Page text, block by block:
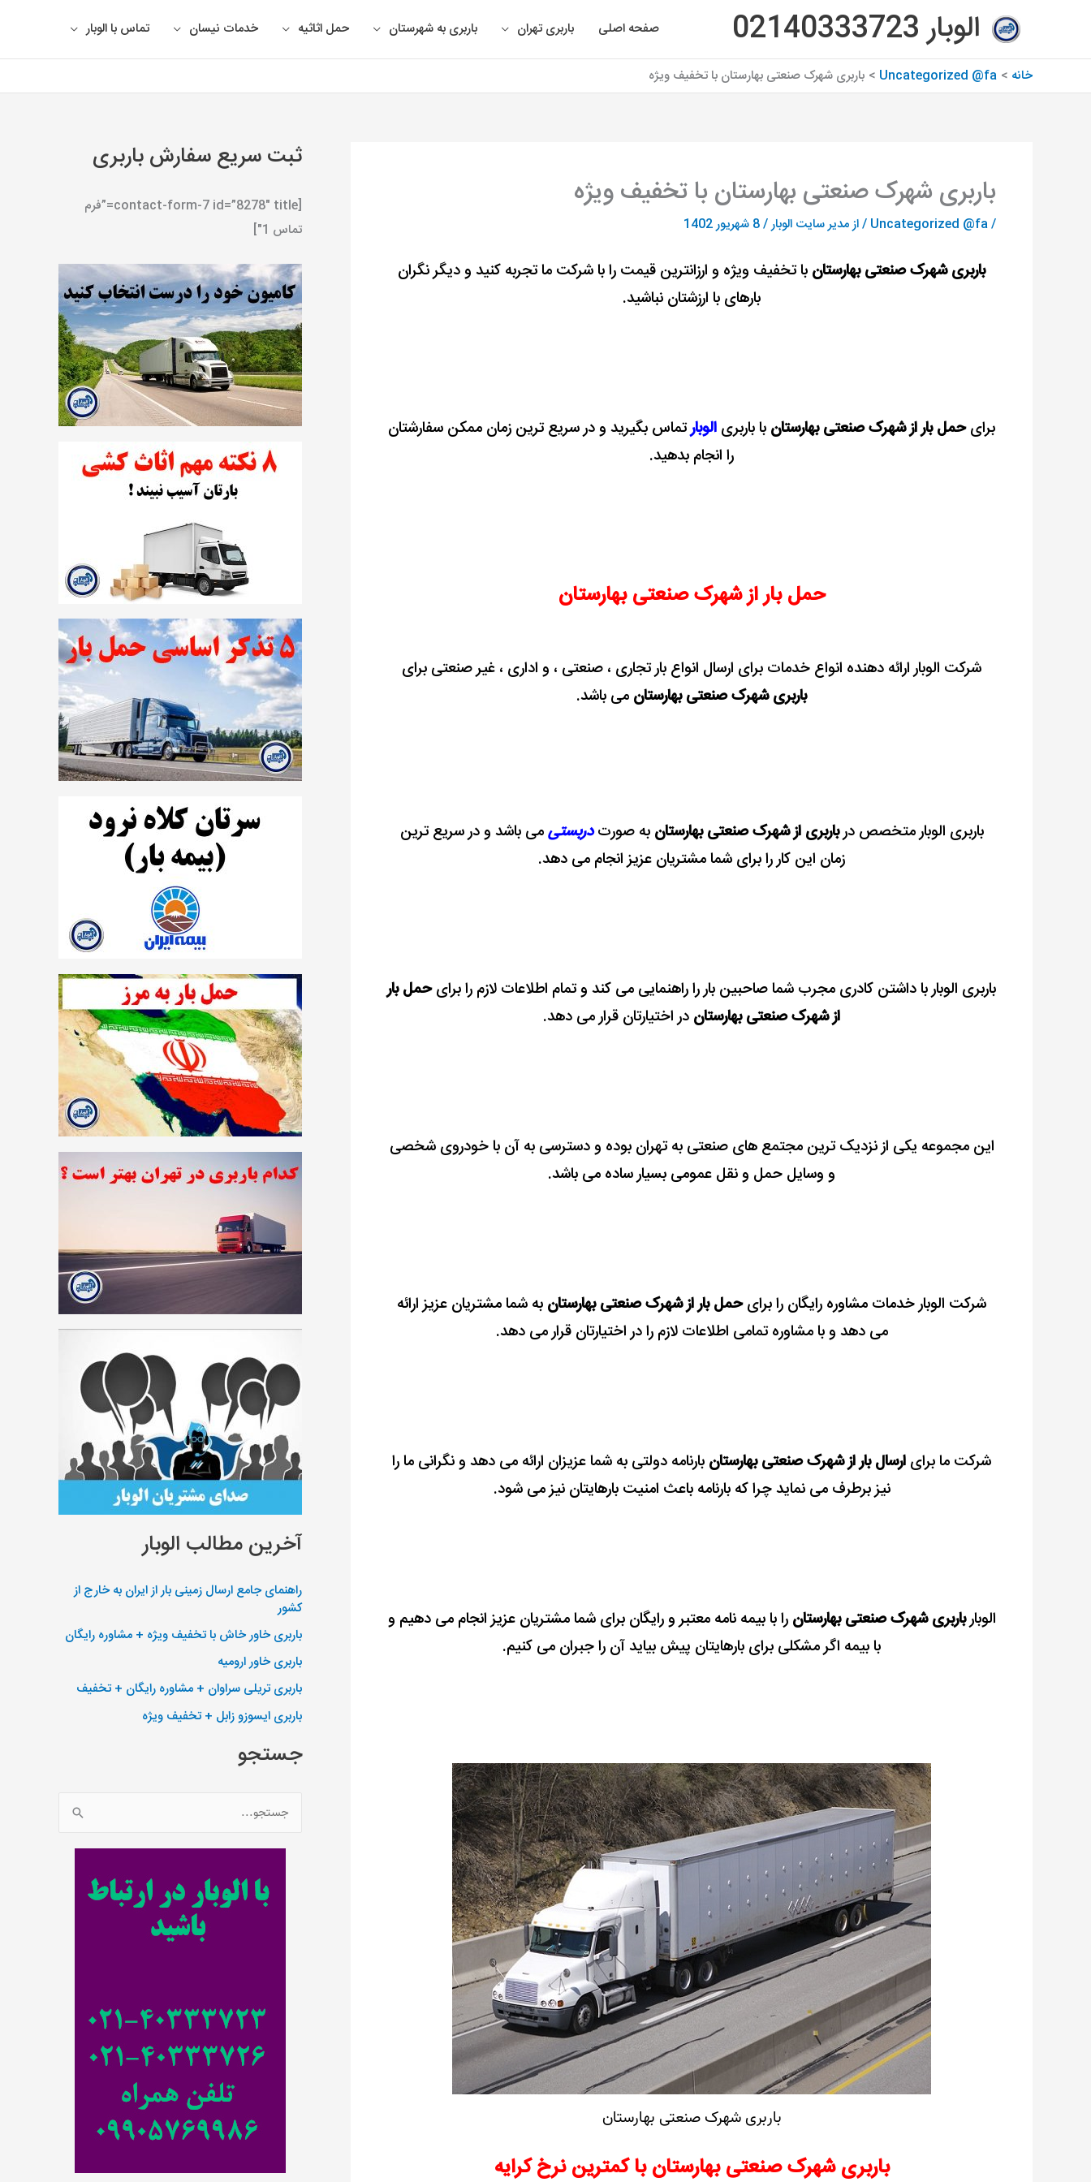
محتوا
الوبار 02140333723 صفحه اصلی باربری تهران باربری به شهرستان حمل اثاثیه خدمات نیسان تماس با الوبار
خانه Uncategorized @fa باربری شهرک صنعتی بهارستان با تخفیف ویژه
باربری شهرک صنعتی بهارستان با تخفیف ویژه
/
Uncategorized @fa / ازمدیر سایت الوبار/8 شهریور 1402
باربری شهرک صنعتی بهارستان با تخفیف ویژه و ارزانترین قیمت را با شرکت ما تجربه کنید و دیگر نگران
بارهای با ارزشتان نباشید.
برایحمل بار از شهرک صنعتی بهارستان با باربری الوبارتماس بگیرید و در سریع ترین زمان ممکن سفارشتان
را انجام بدهید.
حمل بار از شهرک صنعتی بهارستان
شرکت الوبار ارائه دهنده انواع خدمات برای ارسال انواع بار تجاری ، صنعتی ، و اداری ، غیر صنعتی برای
باربری شهرک صنعتی بهارستان می باشد.
باربری الوبار متخصص درباربری از شهرک صنعتی بهارستان به صورت دربستیمی باشد و در سریع ترین
زمان این کار را برای شما مشتریان عزیز انجام می دهد.
باربری الوبار با داشتن کادری مجرب شما صاحبین بار را راهنمایی می کند و تمام اطلاعات لازم را برایحمل بار
از شهرک صنعتی بهارستان در اختیارتان قرار می دهد.
این مجموعه یکی از نزدیک ترین مجتمع های صنعتی به تهران بوده و دسترسی به آن با خودروی شخصی
و وسایل حمل و نقل عمومی بسیار ساده می باشد.
شرکت الوبار خدمات مشاوره رایگان را برایحمل بار از شهرک صنعتی بهارستان به شما مشتریان عزیز ارائه
می دهد و با مشاوره تمامی اطلاعات لازم را در اختیارتان قرار می دهد.
شرکت ما برای ارسال بار از شهرک صنعتی بهارستان بارنامه دولتی به شما عزیزان ارائه می دهد و نگرانی ما را
نیز برطرف می نماید چرا که بارنامه باعث امنیت بارهایتان نیز می شود.
الوبارباربری شهرک صنعتی بهارستان را با بیمه نامه معتبر و رایگان برای شما مشتریان عزیز انجام می دهیم و
با بیمه اگر مشکلی برای بارهایتان پیش بیاید آن را جبران می کنیم.
باربری شهرک صنعتی بهارستان
باربری شهرک صنعتی بهارستان با کمترین نرخ کرایه
ثبت سریع سفارش باربری
[contact-form-7 id=”8278″ title=”فرم
تماس 1″]
آخرین مطالب الوبار
راهنمای جامع ارسال زمینی بار از ایران به خارج از
کشور
باربری خاور خاش با تخفیف ویژه + مشاوره رایگان
باربری خاور ارومیه
باربری تریلی سراوان + مشاوره رایگان + تخفیف
باربری ایسوزو زابل + تخفیف ویژه
جستجو